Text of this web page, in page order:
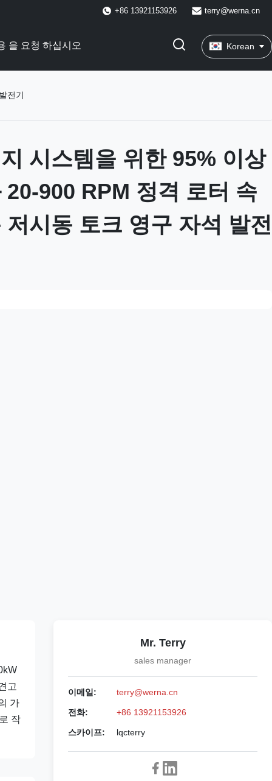
+86 13921153926 terry@werna.cn
을 요청 하십시오 Korean
전기
시스템을 위한 95% 이상
20-900 RPM 정격 로터 속
저시동 토크 영구 자석 발전
고
가
작
Mr. Terry
sales manager
이메일: terry@werna.cn
전화: +86 13921153926
스카이프: lqcterry